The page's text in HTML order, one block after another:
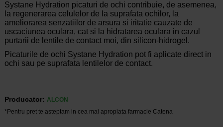
Systane Hydration picaturi de ochi contribuie, de asemenea,
la regenerarea celulelor de la suprafata ochilor, la
ameliorarea senzatiilor de arsura si iritatie cauzate de
uscaciunea oculara, cat si la hidratarea oculara in cazul
purtarii de lentile de contact moi, din silicon-hidrogel.
Picaturile de ochi Systane Hydration pot fi aplicate direct in
ochi sau pe suprafata lentilelor de contact.
Producator: ALCON
*Pentru pret te asteptam in cea mai apropiata farmacie Catena